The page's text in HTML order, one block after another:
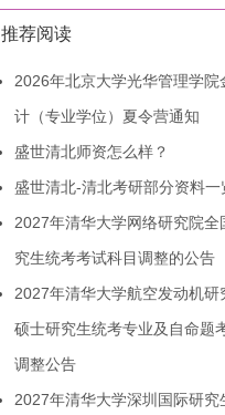
推荐阅读
2026年北京大学光华管理学院
计（专业学位）夏令营通知
盛世清北师资怎么样？
盛世清北-清北考研部分资料一
2027年清华大学网络研究院全
究生统考考试科目调整的公告
2027年清华大学航空发动机研
硕士研究生统考专业及自命题
调整公告
2027年清华大学深圳国际研究